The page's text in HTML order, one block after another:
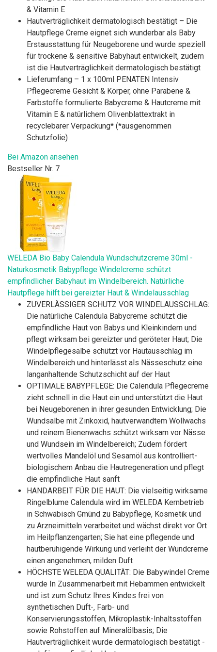
& Vitamin E
Hautverträglichkeit dermatologisch bestätigt – Die
Hautpflege Creme eignet sich wunderbar als Baby
Erstausstattung für Neugeborene und wurde speziell
für trockene & sensitive Babyhaut entwickelt, zudem
ist die Hautverträglichkeit dermatologisch bestätigt
Lieferumfang – 1 x 100ml PENATEN Intensiv
Pflegecreme Gesicht & Körper, ohne Parabene &
Farbstoffe formulierte Babycreme & Hautcreme mit
Vitamin E & natürlichem Olivenblattextrakt in
recyclebarer Verpackung* (*ausgenommen
Schutzfolie)
Bei Amazon ansehen
Bestseller Nr. 7
WELEDA Bio Baby Calendula Wundschutzcreme 30ml -
Naturkosmetik Babypflege Windelcreme schützt
empfindlicher Babyhaut im Windelbereich. Natürliche
Hautpflege hilft bei gereizter Haut & Windelausschlag
ZUVERLÄSSIGER SCHUTZ VOR WINDELAUSSCHLAG:
Die natürliche Calendula Babycreme schützt die
empfindliche Haut von Babys und Kleinkindern und
pflegt wirksam bei gereizter und geröteter Haut; Die
Windelpflegesalbe schützt vor Hautausschlag im
Windelbereich und hinterlässt als Nässeschutz eine
langanhaltende Schutzschicht auf der Haut
OPTIMALE BABYPFLEGE: Die Calendula Pflegecreme
zieht schnell in die Haut ein und unterstützt die Haut
bei Neugeborenen in ihrer gesunden Entwicklung; Die
Wundsalbe mit Zinkoxid, hautverwandtem Wollwachs
und reinem Bienenwachs schützt wirksam vor Nässe
und Wundsein im Windelbereich; Zudem fördert
wertvolles Mandelöl und Sesamöl aus kontrolliert-
biologischem Anbau die Hautregeneration und pflegt
die empfindliche Haut sanft
HANDARBEIT FÜR DIE HAUT: Die vielseitig wirksame
Ringelblume Calendula wird im WELEDA Kernbetrieb
in Schwäbisch Gmünd zu Babypflege, Kosmetik und
zu Arzneimitteln verarbeitet und wächst direkt vor Ort
im Heilpflanzengarten; Sie hat eine pflegende und
hautberuhigende Wirkung und verleiht der Wundcreme
einen angenehmen, milden Duft
HÖCHSTE WELEDA QUALITÄT: Die Babywindel Creme
wurde In Zusammenarbeit mit Hebammen entwickelt
und ist zum Schutz Ihres Kindes frei von
synthetischen Duft-, Farb- und
Konservierungsstoffen, Mikroplastik-Inhaltsstoffen
sowie Rohstoffen auf Mineralölbasis; Die
Hautverträglichkeit wurde dermatologisch bestätigt -